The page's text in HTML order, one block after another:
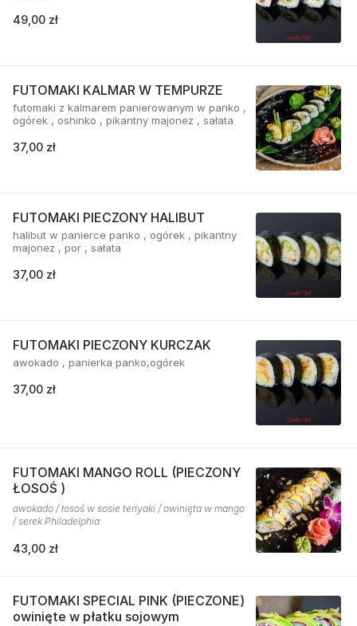
49,00 zł
FUTOMAKI KALMAR W TEMPURZE
futomaki z kalmarem panierowanym w panko ,
ogórek , oshinko , pikantny majonez , sałata
37,00 zł
FUTOMAKI PIECZONY HALIBUT
halibut w panierce panko , ogórek , pikantny
majonez , por , sałata
37,00 zł
FUTOMAKI PIECZONY KURCZAK
awokado , panierka panko,ogórek
37,00 zł
FUTOMAKI MANGO ROLL (PIECZONY
ŁOSOŚ )
awokado / łosoś w sosie teriyaki / owinięta w mango
/ serek Philadelphia
43,00 zł
FUTOMAKI SPECIAL PINK (PIECZONE)
owinięte w płatku sojowym